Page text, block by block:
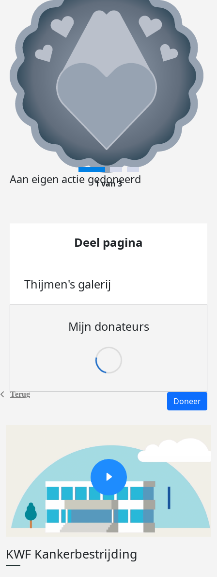
Terug
Aan eigen actie gedoneerd
1 van 3
Deel pagina
Thijmen's galerij
Mijn donateurs
Doneer
KWF Kankerbestrijding